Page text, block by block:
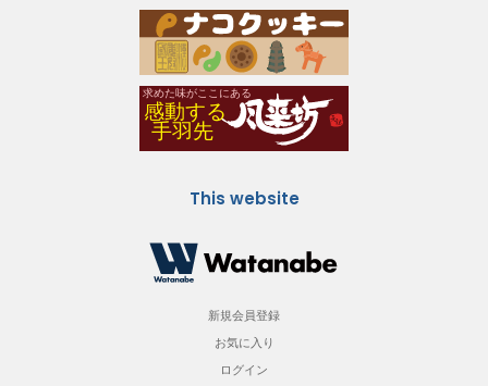
This website
新規会員登録
お気に入り
ログイン